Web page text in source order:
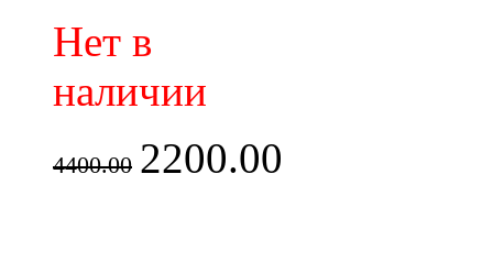
Нет в
наличии
4400.00 2200.00